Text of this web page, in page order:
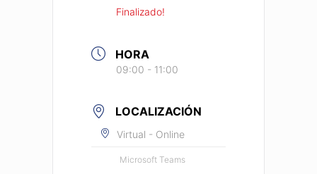
Finalizado!
HORA
09:00 - 11:00
LOCALIZACIÓN
Virtual - Online
Microsoft Teams